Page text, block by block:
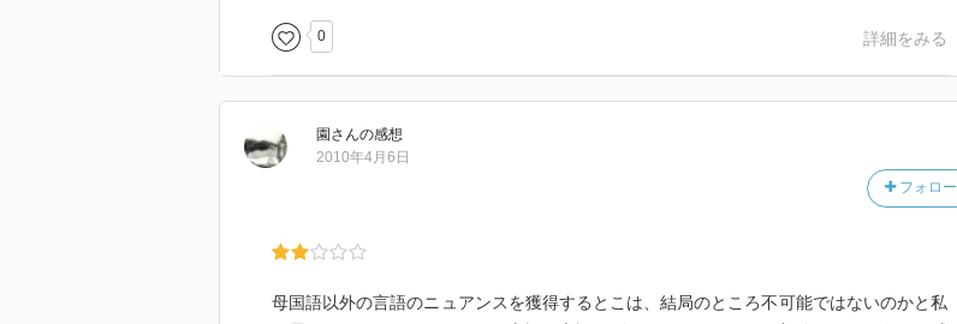
0 詳細をみる
園 さんの感想
フォロー
2010年4月6日
母国語以外の言語のニュアンスを獲得するとこは、結局のところ不可能ではないのかと私